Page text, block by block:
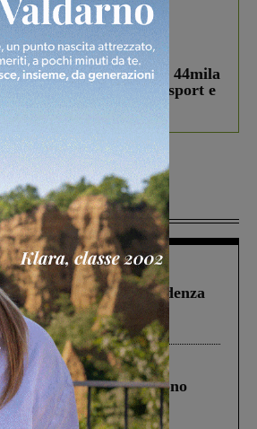
Smart Cities, oltre 44mila
torna il bando per lo sport e
Estrair
1 Agosto 2026
finanziata oltre la scadenza
Fratelli d’Italia: “Un
Governo”
in A1 in cui morirono
Franco. Lo schianto, il
ai sorpassi fra tir....